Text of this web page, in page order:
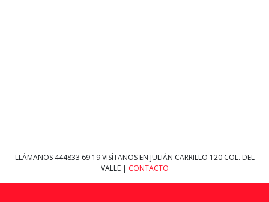
LLÁMANOS 444833 69 19VISÍTANOS EN JULIÁN CARRILLO 120 COL. DEL
VALLE | CONTACTO